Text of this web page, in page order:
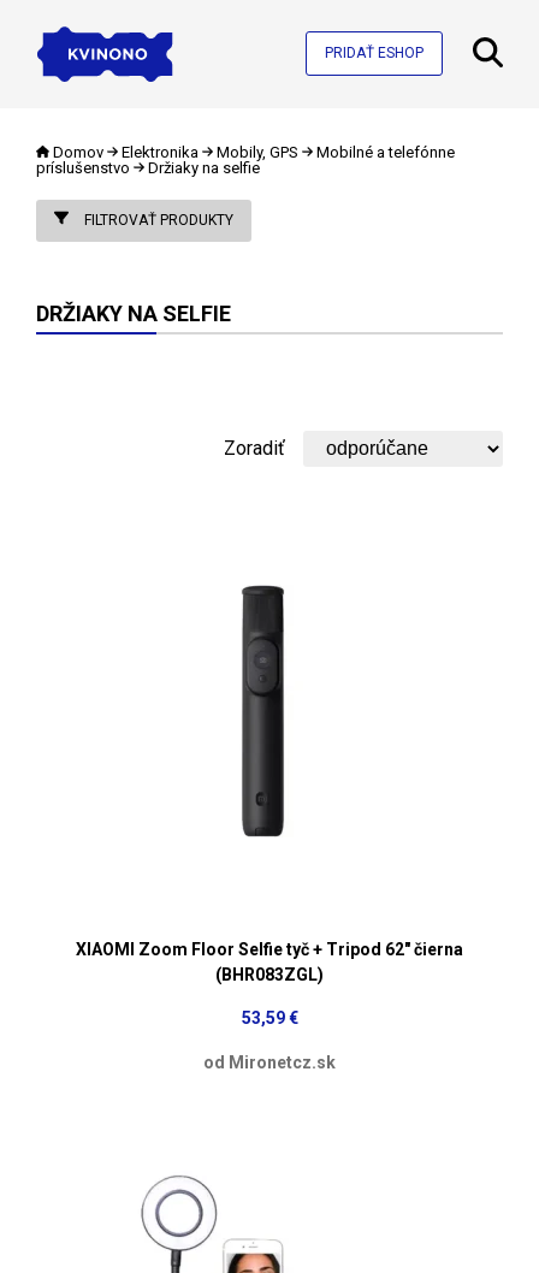
PRIDAŤ ESHOP
Domov Elektronika Mobily, GPS
Mobilné a telefónne
príslušenstvo
Držiaky na selfie
FILTROVAŤ PRODUKTY
DRŽIAKY NA SELFIE
Zoradiť
XIAOMI Zoom Floor Selfie tyč + Tripod 62" čierna
(BHR083ZGL)
53,59 €
od Mironetcz.sk